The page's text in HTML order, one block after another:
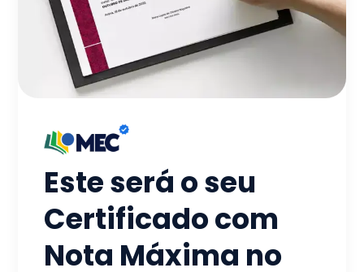
Este será o seu
Certificado com
Nota Máxima no